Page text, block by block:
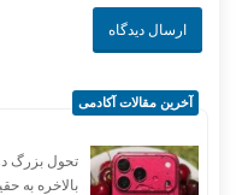
آخرین مقالات آکادمی
بالاخره به